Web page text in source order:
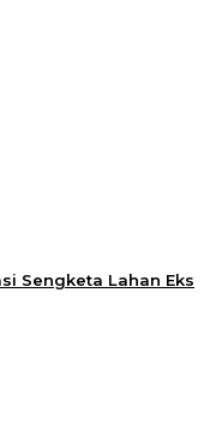
Sengketa Lahan Eks